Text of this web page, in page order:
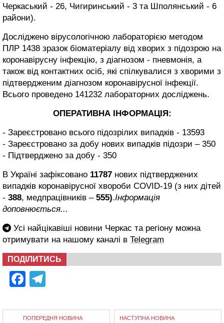
Черкаський - 26, Чигиринський - 3 та Шполянський - 6
райони).
Досліджено вірусологічною лабораторією методом
ПЛР 1438 зразок біоматеріалу від хворих з підозрою на
коронавірусну інфекцію, з діагнозом - пневмонія, а
також від контактних осіб, які спілкувалися з хворими з
підтвердженим діагнозом коронавірусної інфекції.
Всього проведено 141232 лабораторних досліджень.
ОПЕРАТИВНА ІНФОРМАЦІЯ:
- Зареєстровано всього підозрілих випадків - 13593
- Зареєстровано за добу нових випадків підозри – 350
- Підтверджено за добу - 350
В Україні зафіксовано 11787 нових підтверджених
випадків коронавірусної хвороби COVID-19 (з них дітей
- 388, медпрацівників – 555).Інформація
доповнюється...
Усі найцікавіші новини Черкас та регіону можна
отримувати на нашому каналі в Telegram
ПОДІЛИТИСЬ
Facebook
ПОПЕРЕДНЯ НОВИНА НАСТУПНА НОВИНА